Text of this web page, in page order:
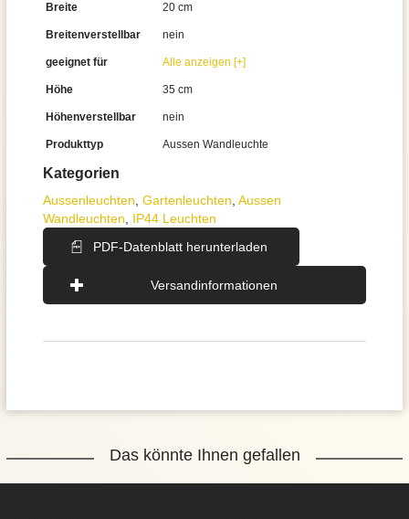
Kategorien
Aussen­leuchten Gartenleuchten Aussen
Wandleuchten
IP44 Leuchten
PDF-Datenblatt herunterladen
Versandinformationen
Breite 20 cm
Breitenverstellbar nein
geeignet für Alle anzeigen [+]
Höhe 35 cm
Höhenverstellbar nein
Produkttyp Aussen Wandleuchte
Das könnte Ihnen gefallen